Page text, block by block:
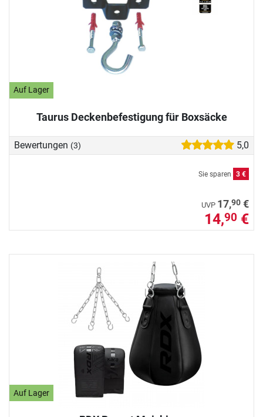
Auf Lager
Taurus Deckenbefestigung für Boxsäcke
Bewertungen (3) 5,0
Sie sparen 3 €
UVP 17,90 €
14,90 €
Auf Lager